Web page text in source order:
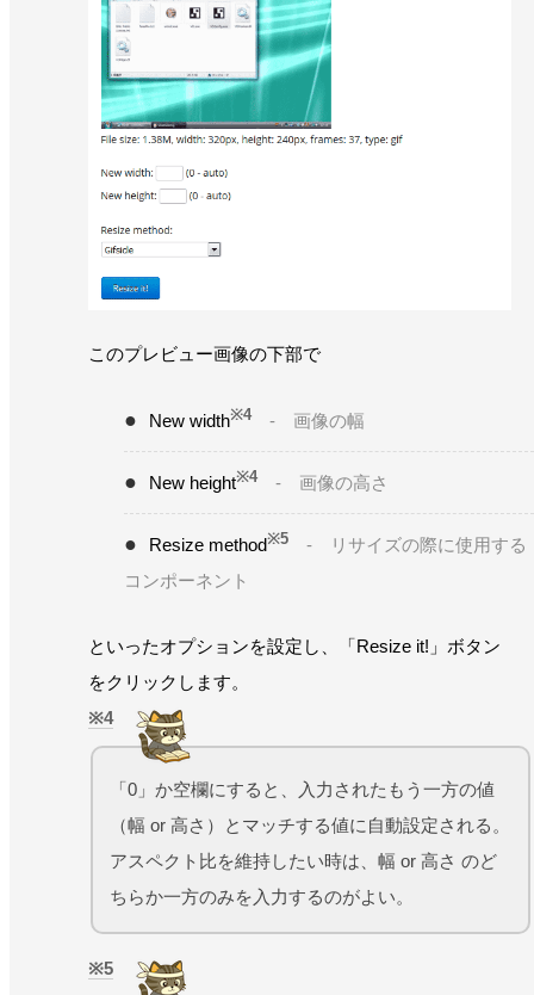
このプレビュー画像の下部で
New width※4 - 画像の幅
New height※4 - 画像の高さ
Resize method※5
- リサイズの際に使用する
コンポーネント
といったオプションを設定し、「Resize it!」ボタン
をクリックします。
4
「0」か空欄にすると、入力されたもう一方の値
（幅 or 高さ）とマッチする値に自動設定される。
アスペクト比を維持したい時は、幅 or 高さ のど
ちらか一方のみを入力するのがよい。
5